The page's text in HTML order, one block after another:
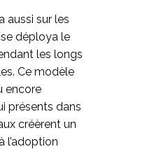
aussi sur les
déploya le
les longs
Ce modèle
encore
présents dans
créèrent un
l’adoption